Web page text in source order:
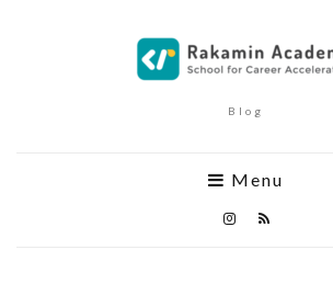
Blog
Menu